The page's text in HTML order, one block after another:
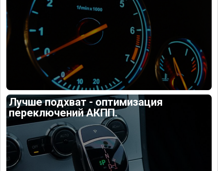
Лучше подхват - оптимизация
переключений АКПП.